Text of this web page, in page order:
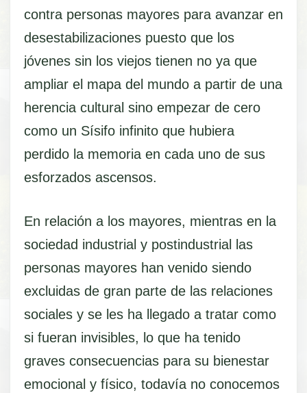
contra personas mayores para avanzar en
desestabilizaciones puesto que los
jóvenes sin los viejos tienen no ya que
ampliar el mapa del mundo a partir de una
herencia cultural sino empezar de cero
como un Sísifo infinito que hubiera
perdido la memoria en cada uno de sus
esforzados ascensos.
En relación a los mayores, mientras en la
sociedad industrial y postindustrial las
personas mayores han venido siendo
excluidas de gran parte de las relaciones
sociales y se les ha llegado a tratar como
si fueran invisibles, lo que ha tenido
graves consecuencias para su bienestar
emocional y físico, todavía no conocemos